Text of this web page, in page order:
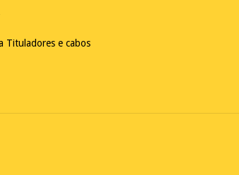
Tituladores e cabos